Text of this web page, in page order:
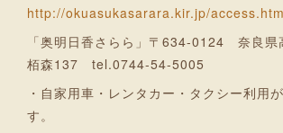
http://okuasukasarara.kir.jp/
「奥明日香さらら」〒634-0124 奈良県
栢森137 tel.0744-54-5005
・自家用車・レンタカー・タクシー利用
す。